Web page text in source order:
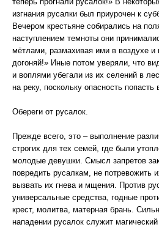
изгнания русалки был приурочен к
Вечером крестьяне собирались на
наступлением темноты они
мётлами, размахивая ими в воздухе и
догоняй!» Иные потом уверяли, что
и воплями убегали из их селений в
на реку, поскольку опасность
Обереги от русалок.
Прежде всего, это – выполнение
строгих для тех семей, где были
молодые девушки. Смысл запретов
повредить русалкам, не потревожить
вызвать их гнева и мщения. Против
универсальные средства, годные
крест, молитва, матерная брань.
нападении русалок служит